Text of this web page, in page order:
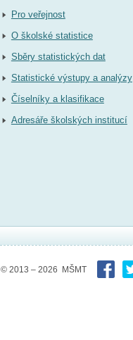
Pro veřejnost
O školské statistice
Sběry statistických dat
Statistické výstupy a analýzy
Číselníky a klasifikace
Adresáře školských institucí
© 2013 – 2026 MŠMT